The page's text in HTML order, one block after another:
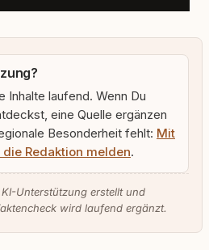
Inhalte laufend. Wenn Du
eine Quelle ergänzen
Besonderheit fehlt: Mit
Redaktion melden.
Unterstützung erstellt und
wird laufend ergänzt.